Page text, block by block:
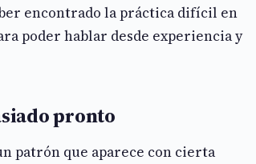
encontrado la práctica difícil en
poder hablar desde experiencia y
pronto
patrón que aparece con cierta